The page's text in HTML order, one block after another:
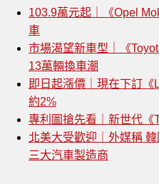
103.9萬元起｜《Opel
車
市場渴望新車型｜《
13萬輛換車潮
即日起漲價｜現在下訂
約2%
專利圖搶先看｜新世代《
北美大受歡迎｜外媒稱
三大汽車製造商